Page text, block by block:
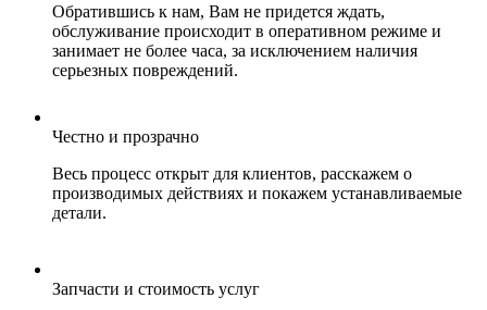
Обратившись к нам, Вам не придется ждать,
обслуживание происходит в оперативном режиме и
занимает не более часа, за исключением наличия
серьезных повреждений.
Честно и прозрачно
Весь процесс открыт для клиентов, расскажем о
производимых действиях и покажем устанавливаемые
детали.
Запчасти и стоимость услуг